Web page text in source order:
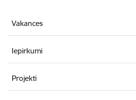
Vakances
Iepirkumi
Projekti